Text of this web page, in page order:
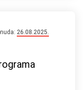
26.08.2025.